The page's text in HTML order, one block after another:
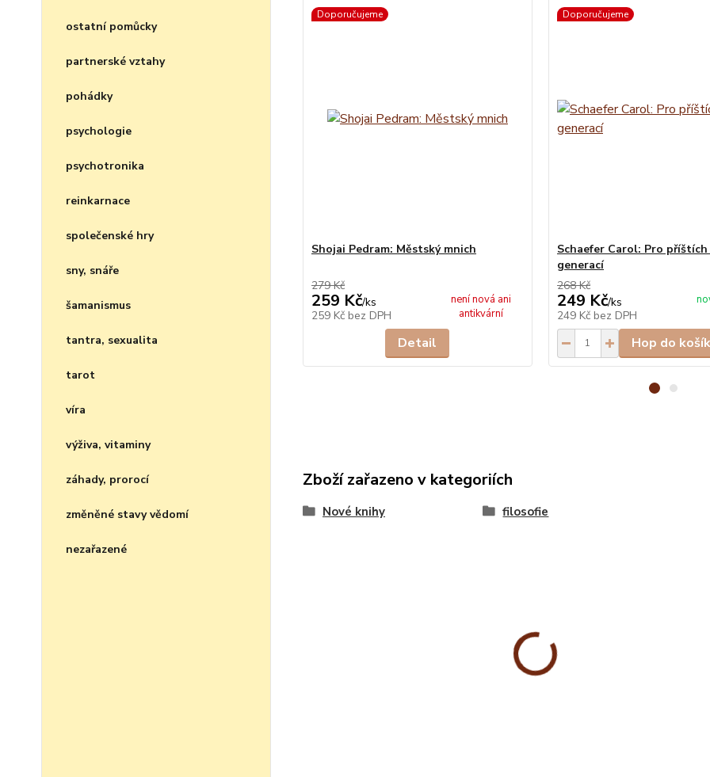
ostatní pomůcky
partnerské vztahy
pohádky
psychologie
psychotronika
reinkarnace
společenské hry
sny, snáře
šamanismus
tantra, sexualita
tarot
víra
výživa, vitaminy
záhady, prorocí
změněné stavy vědomí
nezařazené
Doporučujeme
Shojai Pedram: Městský mnich
279 Kč
259 Kč/ks
259 Kč bez DPH
není nová ani
antikvární
Detail
Doporučujeme
Schaefer Carol: Pro příštích
generací
268 Kč
249 Kč/ks
249 Kč bez DPH
Hop do
Zboží zařazeno v kategoriích
Nové knihy filosofie